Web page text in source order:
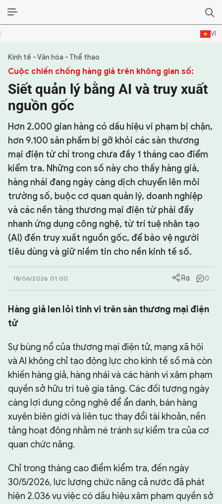
VI
SỰ KIỆN & BÌNH LUẬN
HẬU TRƯỜNG
KINH TẾ - VĂN HÓA - THỂ THAO
HỒ SƠ MẬT
PHÓNG SỰ
VỤ ÁN NỔI TIẾNG
TƯ LIỆU
CHUYÊN TRANG
Kinh tế - Văn hóa - Thể thao
Cuộc chiến chống hàng giả trên không gian số:
Siết quản lý bằng AI và truy xuất
nguồn gốc
Hơn 2.000 gian hàng có dấu hiệu vi phạm bị chặn,
hơn 9.100 sản phẩm bị gỡ khỏi các sàn thương
mại điện tử chỉ trong chưa đầy 1 tháng cao điểm
kiểm tra. Những con số này cho thấy hàng giả,
hàng nhái đang ngày càng dịch chuyển lên môi
trường số, buộc cơ quan quản lý, doanh nghiệp
và các nền tảng thương mại điện tử phải đẩy
nhanh ứng dụng công nghệ, từ trí tuệ nhân tạo
(AI) đến truy xuất nguồn gốc, để bảo vệ người
tiêu dùng và giữ niềm tin cho nền kinh tế số.
18/06/2026 01:00 0
Hàng giả len lỏi tinh vi trên sàn thương mại điện
tử
Sự bùng nổ của thương mại điện tử, mạng xã hội
và AI không chỉ tạo động lực cho kinh tế số mà còn
khiến hàng giả, hàng nhái và các hành vi xâm phạm
quyền sở hữu trí tuệ gia tăng. Các đối tượng ngày
càng lợi dụng công nghệ để ẩn danh, bán hàng
xuyên biên giới và liên tục thay đổi tài khoản, nền
tảng hoạt động nhằm né tránh sự kiểm tra của cơ
quan chức năng.
Chỉ trong tháng cao điểm kiểm tra, đến ngày
30/5/2026, lực lượng chức năng cả nước đã phát
hiện 2.036 vụ việc có dấu hiệu xâm phạm quyền sở